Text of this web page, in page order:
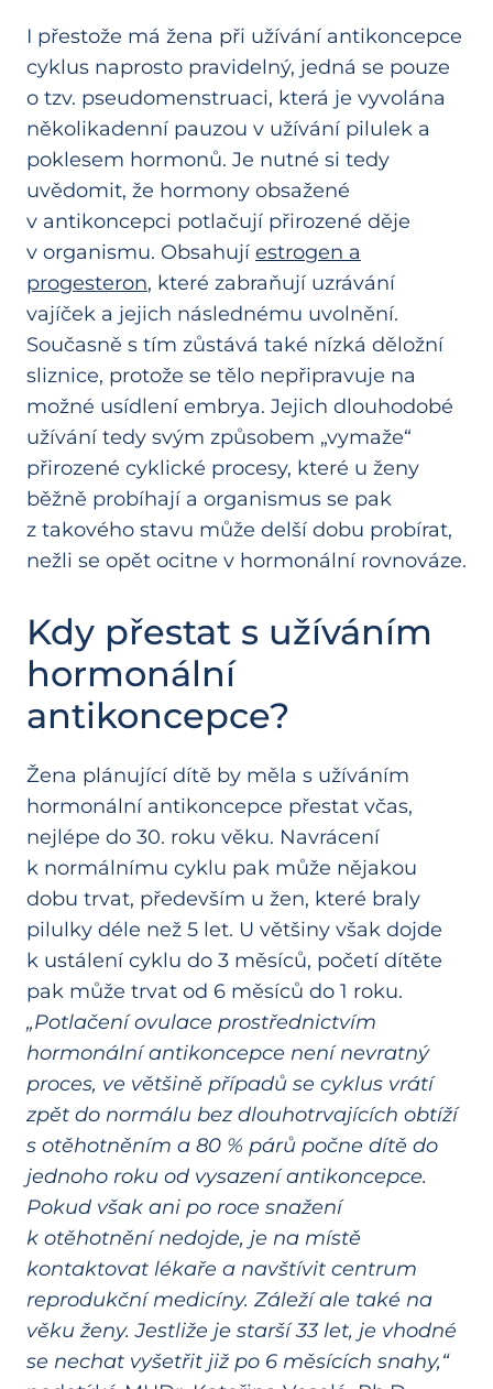
I přestože má žena při užívání antikoncepce
cyklus naprosto pravidelný, jedná se pouze
o tzv. pseudomenstruaci, která je vyvolána
několikadenní pauzou v užívání pilulek a
poklesem hormonů. Je nutné si tedy
uvědomit, že hormony obsažené
v antikoncepci potlačují přirozené děje
v organismu. Obsahují estrogen a
progesteron, které zabraňují uzrávání
vajíček a jejich následnému uvolnění.
Současně s tím zůstává také nízká děložní
sliznice, protože se tělo nepřipravuje na
možné usídlení embrya. Jejich dlouhodobé
užívání tedy svým způsobem „vymaže“
přirozené cyklické procesy, které u ženy
běžně probíhají a organismus se pak
z takového stavu může delší dobu probírat,
nežli se opět ocitne v hormonální rovnováze.
Kdy přestat s užíváním
hormonální
antikoncepce?
Žena plánující dítě by měla s užíváním
hormonální antikoncepce přestat včas,
nejlépe do 30. roku věku. Navrácení
k normálnímu cyklu pak může nějakou
dobu trvat, především u žen, které braly
pilulky déle než 5 let. U většiny však dojde
k ustálení cyklu do 3 měsíců, početí dítěte
pak může trvat od 6 měsíců do 1 roku.
„Potlačení ovulace prostřednictvím
hormonální antikoncepce není nevratný
proces, ve většině případů se cyklus vrátí
zpět do normálu bez dlouhotrvajících obtíží
s otěhotněním a 80 % párů počne dítě do
jednoho roku od vysazení antikoncepce.
Pokud však ani po roce snažení
k otěhotnění nedojde, je na místě
kontaktovat lékaře a navštívit centrum
reprodukční medicíny. Záleží ale také na
věku ženy. Jestliže je starší 33 let, je vhodné
se nechat vyšetřit již po 6 měsících snahy,“